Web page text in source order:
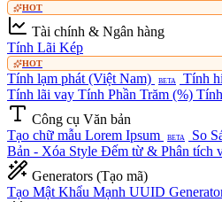
HOT
Tài chính & Ngân hàng
Tính Lãi Kép
HOT
Tính lạm phát (Việt Nam) BETA Tính
Tính lãi vay Tính Phần Trăm (%)
Công cụ Văn bản
Tạo chữ mẫu Lorem Ipsum
BETA So
Bản - Xóa Style Đếm từ & Phân tích
Generators (Tạo mã)
Tạo Mật Khẩu Mạnh UUID